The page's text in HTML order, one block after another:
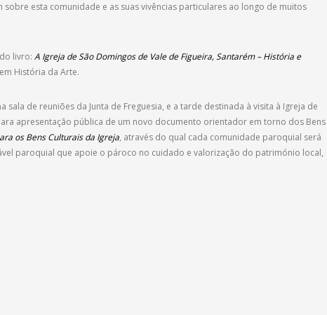
esta comunidade e as suas vivências particulares ao longo de muitos
livro: A Igreja de São Domingos de Vale de Figueira, Santarém – História e
História da Arte.
de reuniões da Junta de Freguesia, e a tarde destinada à visita à Igreja de
apresentação pública de um novo documento orientador em torno dos Bens
os Bens Culturais da Igreja, através do qual cada comunidade paroquial será
paroquial que apoie o pároco no cuidado e valorização do património local,